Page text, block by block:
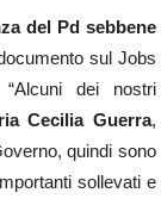
del Pd sebbene
sul Jobs
dei nostri
Cecilia Guerra,
quindi sono
sollevati e